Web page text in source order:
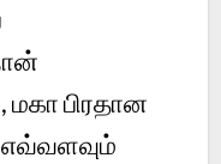
பிரதான